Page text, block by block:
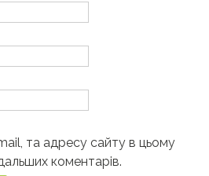
та адресу сайту в цьому
коментарів.